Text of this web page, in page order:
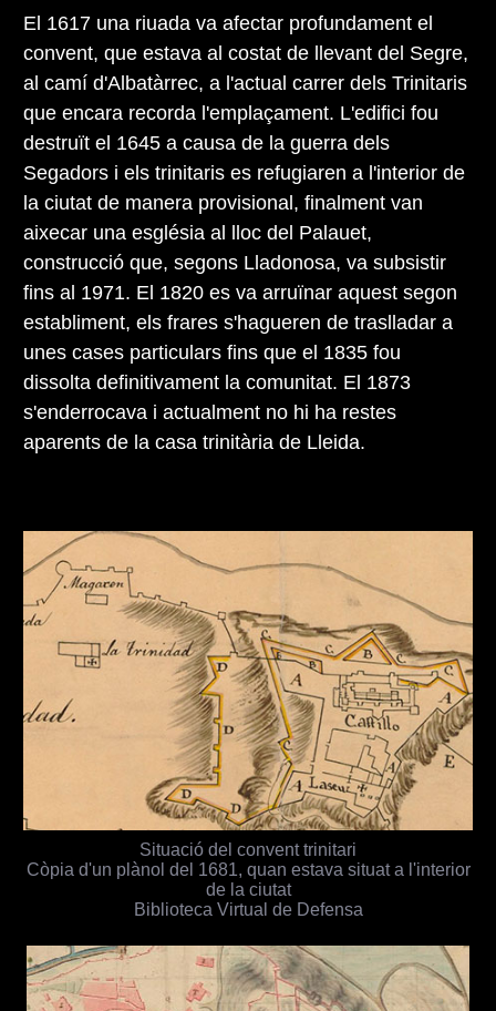
El 1617 una riuada va afectar profundament el
convent, que estava al costat de llevant del Segre,
al camí d'Albatàrrec, a l'actual carrer dels Trinitaris
que encara recorda l'emplaçament. L'edifici fou
destruït el 1645 a causa de la guerra dels
Segadors i els trinitaris es refugiaren a l'interior de
la ciutat de manera provisional, finalment van
aixecar una església al lloc del Palauet,
construcció que, segons Lladonosa, va subsistir
fins al 1971. El 1820 es va arruïnar aquest segon
establiment, els frares s'hagueren de traslladar a
unes cases particulars fins que el 1835 fou
dissolta definitivament la comunitat. El 1873
s'enderrocava i actualment no hi ha restes
aparents de la casa trinitària de Lleida.
Situació del convent trinitari
Còpia d'un plànol del 1681, quan estava situat a l'interior
de la ciutat
Biblioteca Virtual de Defensa